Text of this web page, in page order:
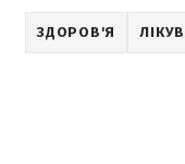
ЗДОРОВ'Я